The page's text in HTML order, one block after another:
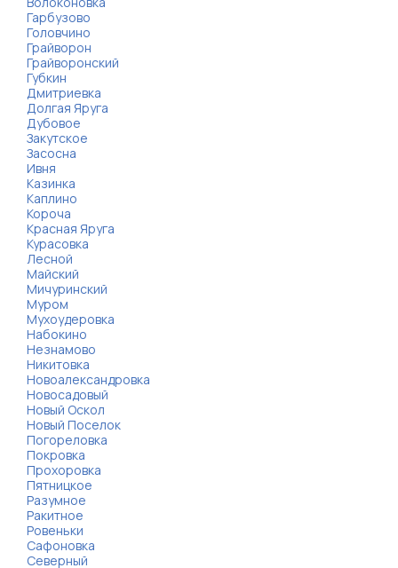
Гарбузово
Головчино
Грайворон
Грайворонский
Губкин
Дмитриевка
Долгая Яруга
Дубовое
Закутское
Засосна
Ивня
Казинка
Каплино
Короча
Красная Яруга
Курасовка
Лесной
Майский
Мичуринский
Муром
Мухоудеровка
Набокино
Незнамово
Никитовка
Новоалександровка
Новосадовый
Новый Оскол
Новый Поселок
Погореловка
Покровка
Прохоровка
Пятницкое
Разумное
Ракитное
Ровеньки
Сафоновка
Северный